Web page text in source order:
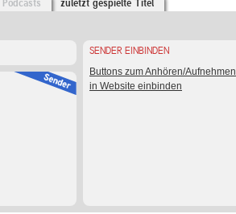
Podcasts zuletzt gespielte Titel
SENDER EINBINDEN
Buttons zum Anhören/Aufnehmen
in Website einbinden